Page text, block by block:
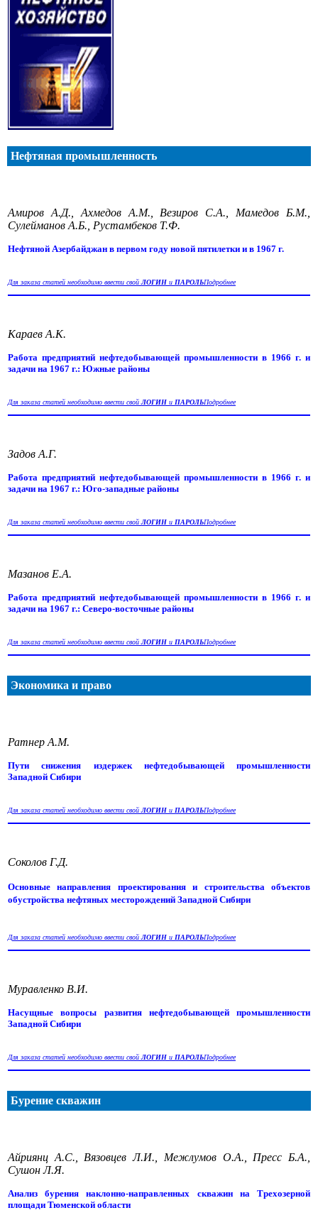
Нефтяная промышленность
Амиров А.Д., Ахмедов А.М., Везиров С.А., Мамедов Б.М.,
Сулейманов А.Б., Рустамбеков Т.Ф.
Нефтяной Азербайджан в первом году новой пятилетки и в 1967 г.
Для заказа статей необходимо ввести свойЛОГИН и ПАРОЛЬПодробнее
Караев А.К.
Работа предприятий нефтедобывающей промышленности в 1966 г. и
задачи на 1967 г.: Южные районы
Для заказа статей необходимо ввести свойЛОГИН и ПАРОЛЬПодробнее
Задов А.Г.
Работа предприятий нефтедобывающей промышленности в 1966 г. и
задачи на 1967 г.: Юго-западные районы
Для заказа статей необходимо ввести свойЛОГИН и ПАРОЛЬПодробнее
Мазанов Е.А.
Работа предприятий нефтедобывающей промышленности в 1966 г. и
задачи на 1967 г.: Северо-восточные районы
Для заказа статей необходимо ввести свойЛОГИН и ПАРОЛЬПодробнее
Экономика и право
Ратнер А.М.
Пути снижения издержек нефтедобывающей промышленности
Западной Сибири
Для заказа статей необходимо ввести свойЛОГИН и ПАРОЛЬПодробнее
Соколов Г.Д.
Основные направления проектирования и строительства объектов
обустройства нефтяных месторождений Западной Сибири
Для заказа статей необходимо ввести свойЛОГИН и ПАРОЛЬПодробнее
Муравленко В.И.
Насущные вопросы развития нефтедобывающей промышленности
Западной Сибири
Для заказа статей необходимо ввести свойЛОГИН и ПАРОЛЬПодробнее
Бурение скважин
Айриянц А.С., Вязовцев Л.И., Межлумов О.А., Пресс Б.А.,
Сушон Л.Я.
Анализ бурения наклонно-направленных скважин на Трехозерной
площади Тюменской области